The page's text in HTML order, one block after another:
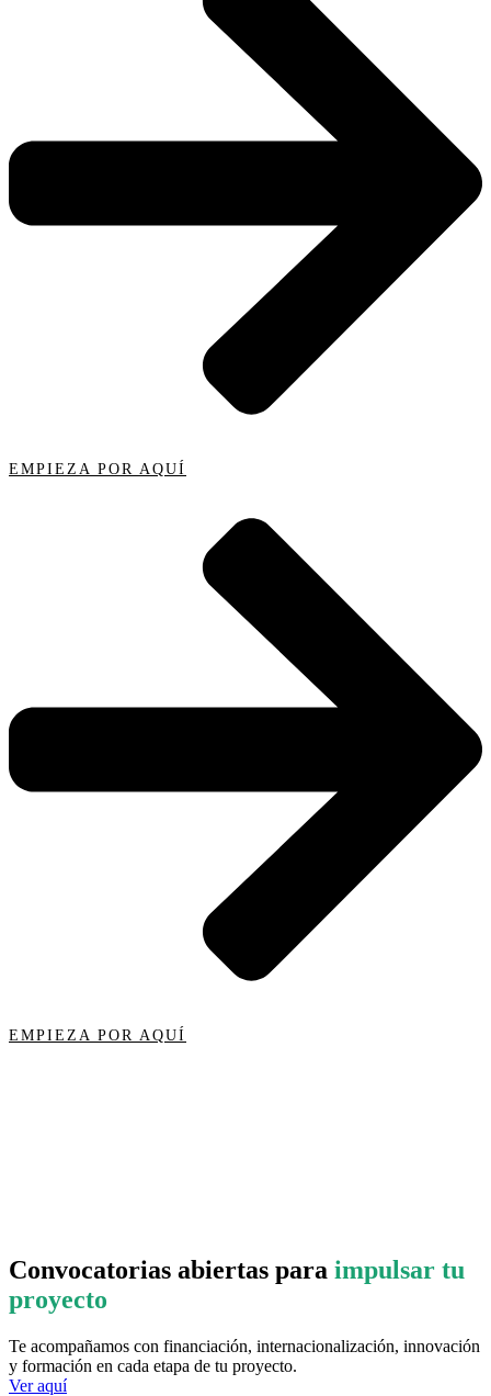
EMPIEZA POR AQUÍ
EMPIEZA POR AQUÍ
Convocatorias abiertas para impulsar tu
proyecto
Te acompañamos con financiación, internacionalización, innovación
y formación en cada etapa de tu proyecto.
Ver aquí